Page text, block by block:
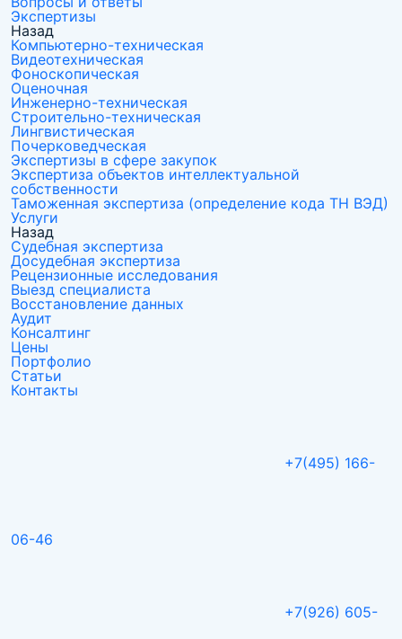
Экспертизы
Назад
Компьютерно-техническая
Видеотехническая
Фоноскопическая
Оценочная
Инженерно-техническая
Строительно-техническая
Лингвистическая
Почерковедческая
Экспертизы в сфере закупок
Экспертиза объектов интеллектуальной
собственности
Таможенная экспертиза (определение кода ТН ВЭД)
Услуги
Назад
Судебная экспертиза
Досудебная экспертиза
Рецензионные исследования
Выезд специалиста
Восстановление данных
Аудит
Консалтинг
Цены
Портфолио
Статьи
Контакты
+7(495) 166-
06-46
+7(926) 605-